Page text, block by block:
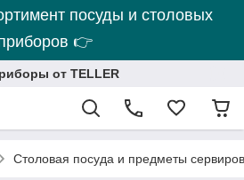
посуды и столовых
👉
от TELLER
Столовая посуда и предметы